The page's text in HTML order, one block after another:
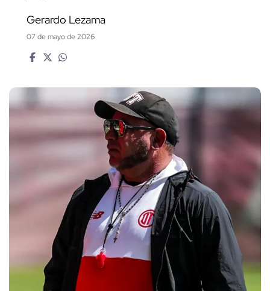
Gerardo Lezama
07 de mayo de 2026